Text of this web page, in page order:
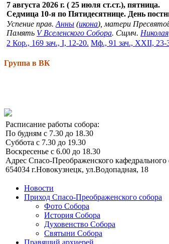
7 августа 2026 г. ( 25 июля ст.ст.), пятница.
Седмица 10-я по Пятидесятнице. День
Успение прав.Анны (икона), матери
Память V Вселенского Собора. Сщмч. Николая
2 Кор., 169 зач., I, 12-20. Мф., 91 зач., XXII, 23-
Группа в ВК
Расписание работы собора:
По будням с 7.30 до 18.30
Суббота с 7.30 до 19.30
Воскресенье с 6.00 до 18.30
Адрес Спасо-Преображенского кафедрального
654034 г.Новокузнецк, ул.Водопадная, 18
Новости
Приход Спасо-Преображенского собора
Фото Собора
История Собора
Духовенство Собора
Святыни Собора
Правящий архиерей